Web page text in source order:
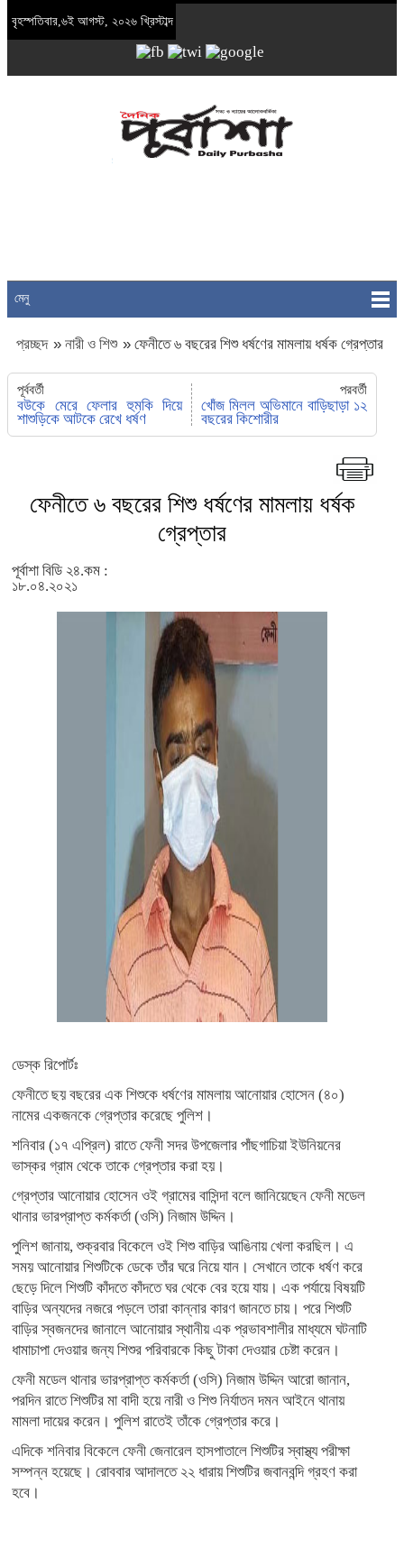
বৃহস্পতিবার,৬ই আগস্ট, ২০২৬ খ্রিস্টাব্দ
মেনু
প্রচ্ছদ » নারী ও শিশু » ফেনীতে ৬ বছরের শিশু ধর্ষণের মামলায় ধর্ষক গ্রেপ্তার
পূর্ববর্তী
বউকে মেরে ফেলার হুমকি দিয়ে
শাশুড়িকে আটকে রেখে ধর্ষণ
পরবর্তী
খোঁজ মিলল অভিমানে বাড়িছাড়া ১২
বছরের কিশোরীর
ফেনীতে ৬ বছরের শিশু ধর্ষণের মামলায় ধর্ষক
গ্রেপ্তার
পূর্বাশা বিডি ২৪.কম :
১৮.০৪.২০২১
ডেস্ক রিপোর্টঃ
ফেনীতে ছয় বছরের এক শিশুকে ধর্ষণের মামলায় আনোয়ার হোসেন (৪০)
নামের একজনকে গ্রেপ্তার করেছে পুলিশ।
শনিবার (১৭ এপ্রিল) রাতে ফেনী সদর উপজেলার পাঁছগাচিয়া ইউনিয়নের
ভাস্কর গ্রাম থেকে তাকে গ্রেপ্তার করা হয়।
গ্রেপ্তার আনোয়ার হোসেন ওই গ্রামের বাসিন্দা বলে জানিয়েছেন ফেনী মডেল
থানার ভারপ্রাপ্ত কর্মকর্তা (ওসি) নিজাম উদ্দিন।
পুলিশ জানায়, শুক্রবার বিকেলে ওই শিশু বাড়ির আঙিনায় খেলা করছিল। এ
সময় আনোয়ার শিশুটিকে ডেকে তাঁর ঘরে নিয়ে যান। সেখানে তাকে ধর্ষণ করে
ছেড়ে দিলে শিশুটি কাঁদতে কাঁদতে ঘর থেকে বের হয়ে যায়। এক পর্যায়ে বিষয়টি
বাড়ির অন্যদের নজরে পড়লে তারা কান্নার কারণ জানতে চায়। পরে শিশুটি
বাড়ির স্বজনদের জানালে আনোয়ার স্থানীয় এক প্রভাবশালীর মাধ্যমে ঘটনাটি
ধামাচাপা দেওয়ার জন্য শিশুর পরিবারকে কিছু টাকা দেওয়ার চেষ্টা করেন।
ফেনী মডেল থানার ভারপ্রাপ্ত কর্মকর্তা (ওসি) নিজাম উদ্দিন আরো জানান,
পরদিন রাতে শিশুটির মা বাদী হয়ে নারী ও শিশু নির্যাতন দমন আইনে থানায়
মামলা দায়ের করেন। পুলিশ রাতেই তাঁকে গ্রেপ্তার করে।
এদিকে শনিবার বিকেলে ফেনী জেনারেল হাসপাতালে শিশুটির স্বাস্থ্য পরীক্ষা
সম্পন্ন হয়েছে। রোববার আদালতে ২২ ধারায় শিশুটির জবানবন্দি গ্রহণ করা
হবে।